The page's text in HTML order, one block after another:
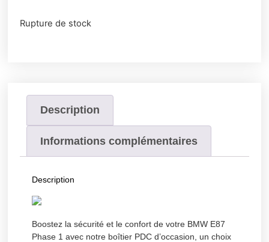
Rupture de stock
Description
Informations complémentaires
Description
Boostez la sécurité et le confort de votre BMW E87
Phase 1 avec notre boîtier PDC d’occasion, un choix